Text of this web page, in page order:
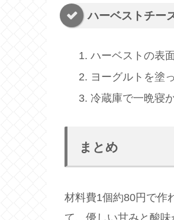
ハーベストチー
ハーベストの表
ヨーグルトを塗
冷蔵庫で一晩寝
まとめ
材料費1個約80円で作
て、優しい甘みと酸味